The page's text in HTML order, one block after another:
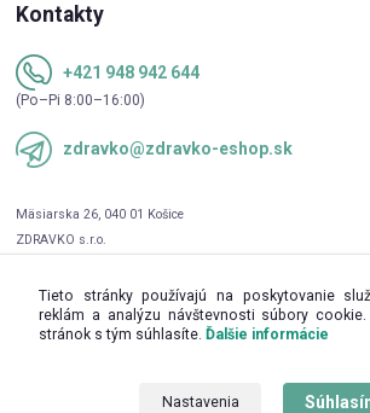
Kontakty
+421 948 942 644
(Po–Pi 8:00–16:00)
zdravko@zdravko-eshop.sk
Tieto stránky používajú na poskytovanie
reklám a analýzu návštevnosti súbory
stránok s tým súhlasíte. Ďalšie informácie
Nastavenia